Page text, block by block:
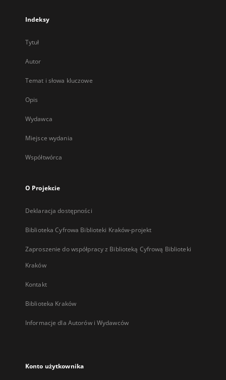
Indeksy
Tytuł
Autor
Temat i słowa kluczowe
Opis
Wydawca
Miejsce wydania
Współtwórca
O Projekcie
Deklaracja dostępności
Biblioteka Cyfrowa Biblioteki Kraków-projekt
Zaproszenie do współpracy z Biblioteką Cyfrową Biblioteki
Kraków
Kontakt
Biblioteka Kraków
Informacje dla Autorów i Wydawców
Konto użytkownika